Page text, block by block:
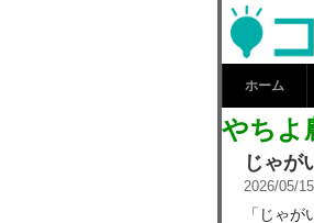
や
新
ホーム
やちよ
じゃが
2026/05/
「じゃ